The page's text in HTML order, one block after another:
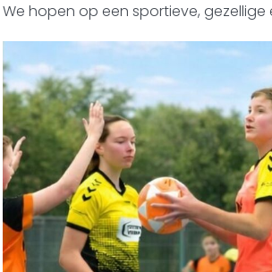
We hopen op een sportieve,